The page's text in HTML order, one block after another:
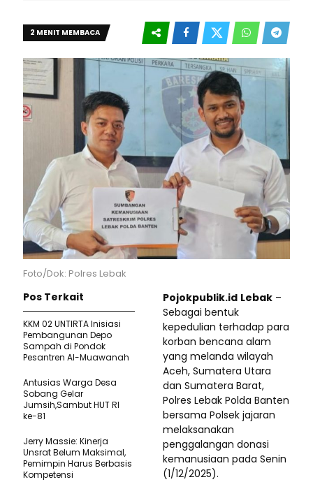
2 MENIT MEMBACA
Foto/Dok: Polres Lebak
Pojokpublik.id Lebak –
Sebagai bentuk
kepedulian terhadap para
korban bencana alam
yang melanda wilayah
Aceh, Sumatera Utara
dan Sumatera Barat,
Polres Lebak Polda Banten
bersama Polsek jajaran
melaksanakan
penggalangan donasi
kemanusiaan pada Senin
(1/12/2025).
Pos Terkait
KKM 02 UNTIRTA Inisiasi
Pembangunan Depo
Sampah di Pondok
Pesantren Al-Muawanah
Antusias Warga Desa
Sobang Gelar
Jumsih,Sambut HUT RI
ke-81
Jerry Massie: Kinerja
Unsrat Belum Maksimal,
Pemimpin Harus Berbasis
Kompetensi